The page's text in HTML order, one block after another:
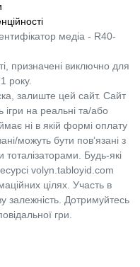
медіа - R40-
призначені виключно для
року.
залиште цей сайт. Сайт
на реальні та/або
ні в якій формі оплату
можуть бути пов’язані з
Будь-які
volyn.tabloyid.com
цілях. Участь в
залежність. Дотримуйтесь
гри.